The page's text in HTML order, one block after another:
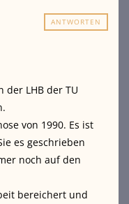
ANTWORTEN
der LHB der TU
von 1990. Es ist
es geschrieben
noch auf den
bereichert und